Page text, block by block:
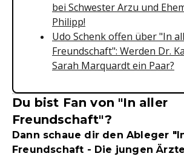
bei Schwester Arzu und
Philipp!
Udo Schenk offen über "In
Freundschaft": Werden Dr.
Sarah Marquardt ein Paar?
Du bist Fan von "In aller
Freundschaft"?
Dann schaue dir den Ableger
Freundschaft - Die jungen